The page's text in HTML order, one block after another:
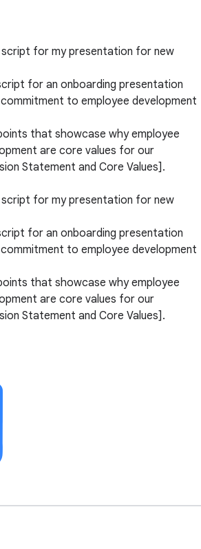
script for my presentation for new
for an onboarding presentation
to employee development
that showcase why employee
are core values for our
Statement and Core Values].
script for my presentation for new
for an onboarding presentation
to employee development
that showcase why employee
are core values for our
Statement and Core Values].